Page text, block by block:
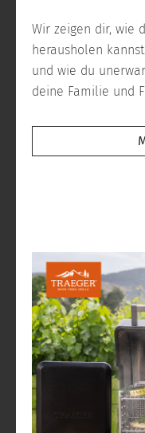
Wir zeigen dir, wie
herausholen
und wie du
deine Familie und